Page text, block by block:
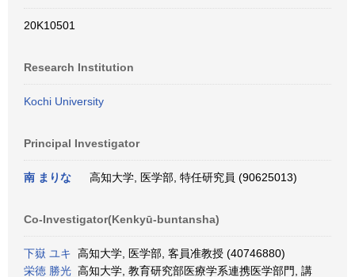
20K10501
Research Institution
Kochi University
Principal Investigator
南 まりな 高知大学, 医学部, 特任研究員 (90625013)
Co-Investigator(Kenkyū-buntansha)
下嶽 ユキ 高知大学, 医学部, 客員准教授 (40746880)
栄徳 勝光 高知大学, 教育研究部医療学系連携医学部門, 講